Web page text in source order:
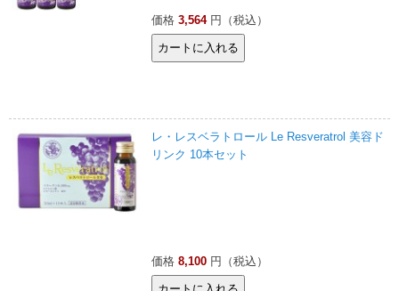
価格 3,564円（税込）
レ・レスベラトロール Le Resveratrol 美容ド
リンク 10本セット
価格 8,100 円（税込）